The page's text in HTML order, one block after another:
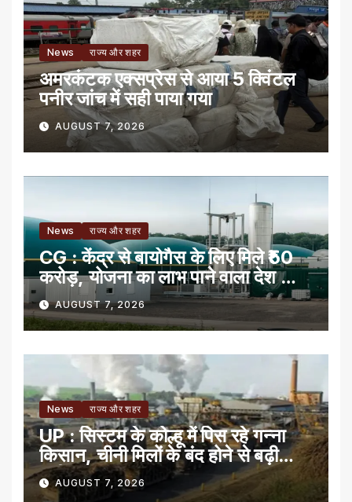
News राज्य और शहर
अमरकंटक एक्सप्रेस से आया 5 क्विंटल
पनीर जांच में सही पाया गया
AUGUST 7, 2026
News राज्य और शहर
CG : केंद्र से बायोगैस के लिए मिले ₹50
करोड़, योजना का लाभ पाने वाला देश का
पहला राज्य
AUGUST 7, 2026
News राज्य और शहर
UP : सिस्टम के कोल्हू में पिस रहे गन्ना
किसान, चीनी मिलों के बंद होने से बढ़ी
मुसीबत
AUGUST 7, 2026